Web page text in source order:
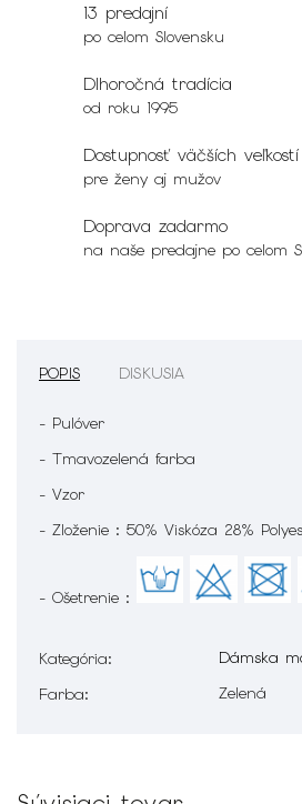
13 predajní
po celom Slovensku
Dlhoročná tradícia
od roku 1995
Dostupnosť väčších veľkostí
pre ženy aj mužov
Doprava zadarmo
na naše predajne po celom
POPIS DISKUSIA
- Pulóver
- Tmavozelená farba
- Vzor
- Zloženie : 50% Viskóza 28%
- Ošetrenie :
Kategória:
Dámska
Farba: Zelená